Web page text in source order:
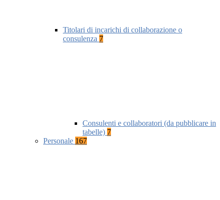
Titolari di incarichi di collaborazione o
consulenza 7
Consulenti e collaboratori (da pubblicare in
tabelle) 7
Personale 167